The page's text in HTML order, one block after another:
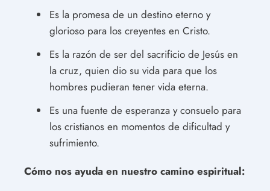
Es la promesa de un destino eterno y
glorioso para los creyentes en Cristo.
Es la razón de ser del sacrificio de Jesús en
la cruz, quien dio su vida para que los
hombres pudieran tener vida eterna.
Es una fuente de esperanza y consuelo para
los cristianos en momentos de dificultad y
sufrimiento.
Cómo nos ayuda en nuestro camino espiritual: